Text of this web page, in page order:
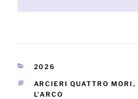
CATEGORIE
2026
TAG
ARCIERI QUATTRO MORI ,
L'ARCO